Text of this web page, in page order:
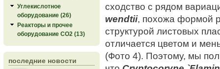
Углекислотное
оборудование (26)
Реакторы и прочее
оборудование СО2 (13)
последние новости
сходство с рядом
wendtii, похожа формой
структурой листовых
отличается цветом и
(Фото 4). Поэтому, мы